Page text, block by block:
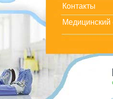
Контакты
Медицинский